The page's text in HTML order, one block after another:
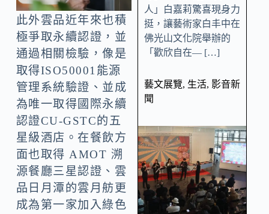
此外雲品近年來也積
極爭取永續認證，並
通過相關檢驗，像是
取得ISO50001能源
管理系統驗證、並成
為唯一取得國際永續
認證CU-GSTC的五
星級酒店。在餐飲方
面也取得 AMOT 溯
源餐廳三星認證、雲
品日月潭的雲月舫更
成為第一家加入綠色
人」白嘉莉驚喜現身力
挺，讓藝術家白丰中在
佛光山文化院舉辦的
「歡欣自在— […]
藝文展覽, 生活, 影音新
聞